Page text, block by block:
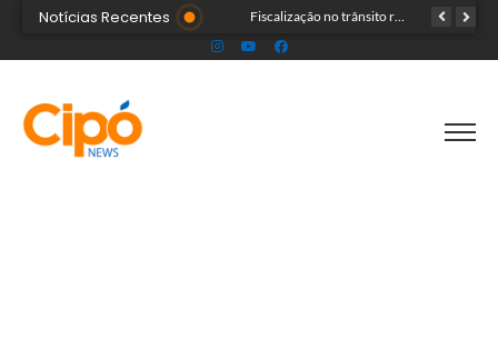
Notícias Recentes TRAGÉDIA: helicóptero cai e mata quatro pessoas; vítimas eram turistas